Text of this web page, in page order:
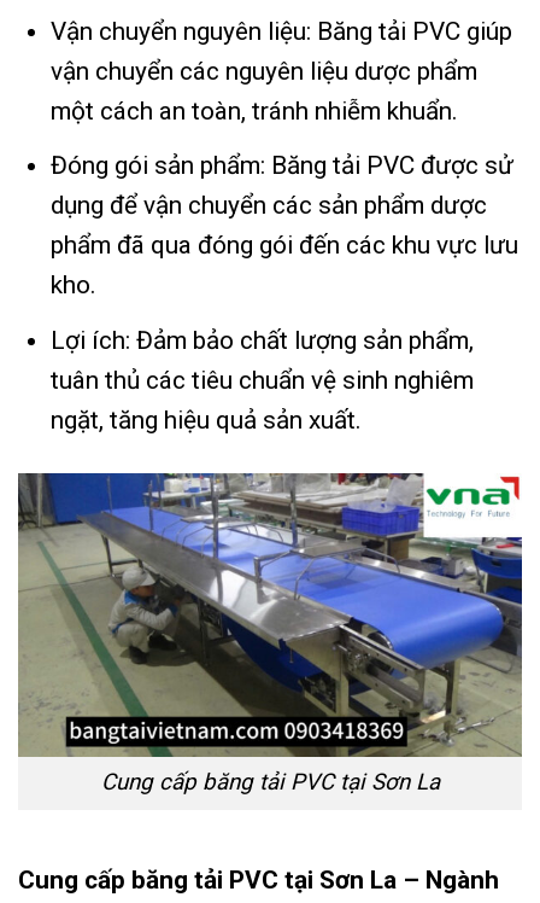
Vận chuyển nguyên liệu: Băng tải PVC giúp
vận chuyển các nguyên liệu dược phẩm
một cách an toàn, tránh nhiễm khuẩn.
Đóng gói sản phẩm: Băng tải PVC được sử
dụng để vận chuyển các sản phẩm dược
phẩm đã qua đóng gói đến các khu vực lưu
kho.
Lợi ích: Đảm bảo chất lượng sản phẩm,
tuân thủ các tiêu chuẩn vệ sinh nghiêm
ngặt, tăng hiệu quả sản xuất.
Cung cấp băng tải PVC tại Sơn La
Cung cấp băng tải PVC tại Sơn La – Ngành